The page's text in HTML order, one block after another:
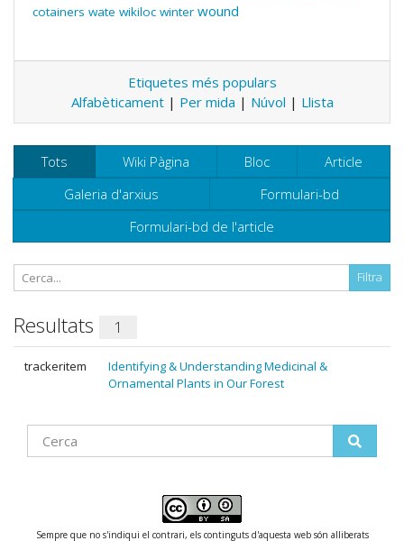
cotainers wate wikiloc winter wound
Etiquetes més populars
Alfabèticament| Per mida | Núvol | Llista
Tots Wiki Pàgina Bloc
Article
Galeria d'arxius
Formulari-bd
Formulari-bd de l'article
Resultats 1
trackeritem
Identifying & Understanding Medicinal &
Ornamental Plants in Our Forest
Find
Sempre que no s'indiqui el contrari, els continguts d'aquesta web són alliberats